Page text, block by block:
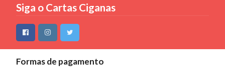
Siga o Cartas Ciganas
Formas de pagamento